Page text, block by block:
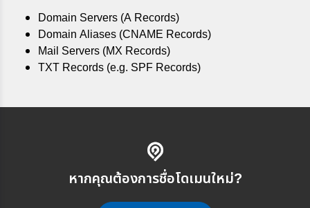
Domain Servers (A Records)
Domain Aliases (CNAME Records)
Mail Servers (MX Records)
TXT Records (e.g. SPF Records)
หากคุณต้องการชื่อโดเมนใหม่?